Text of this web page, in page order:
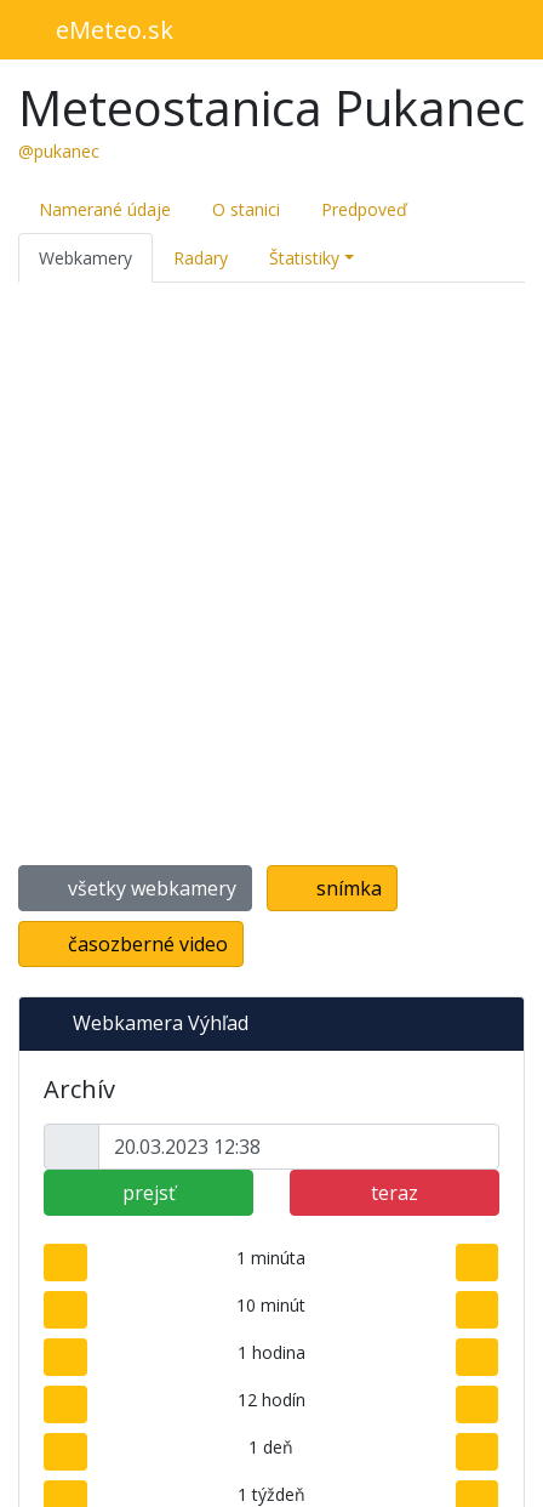
eMeteo.sk
Meteostanica Pukanec
@pukanec
Namerané údaje O stanici Predpoveď
Webkamery Radary Štatistiky
všetky webkamery snímka
časozberné video
Webkamera Výhľad
Archív
prejsť teraz
1 minúta
10 minút
1 hodina
12 hodín
1 deň
1 týždeň